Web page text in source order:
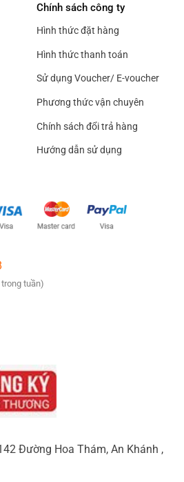
Chính sách công ty
Hình thức đặt hàng
Hình thức thanh toán
Sử dụng Voucher/ E-voucher
Phương thức vận chuyên
Chính sách đổi trả hàng
Hướng dẫn sử dụng
tuần)
Đường Hoa Thám, An Khánh ,